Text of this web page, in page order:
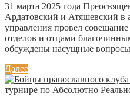
31 марта 2025 года
Ардатовский и Атяшевский в
управления провел
отделов и отцами
обсуждены насущные
Далее